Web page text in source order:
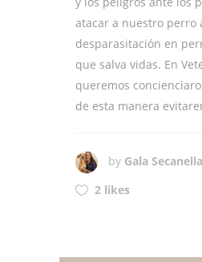
atacar a nuestro perro
desparasitación en
que salva vidas. En
queremos
de esta manera
by Gala Secanella
2 likes